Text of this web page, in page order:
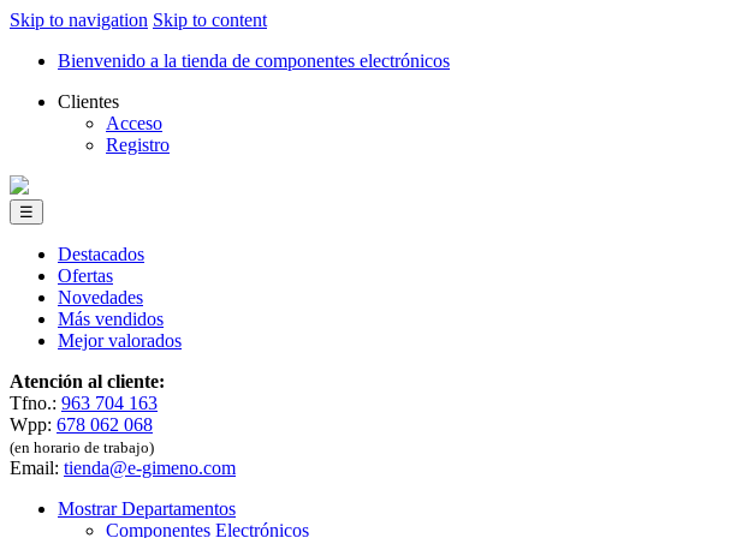
Skip to navigation Skip to content
Bienvenido a la tienda de componentes electrónicos
Clientes
Acceso
Registro
☰
Destacados
Ofertas
Novedades
Más vendidos
Mejor valorados
Atención al cliente:
Tfno.: 963 704 163
Wpp: 678 062 068
(en horario de trabajo)
Email: tienda@e-gimeno.com
Mostrar Departamentos
Componentes Electrónicos